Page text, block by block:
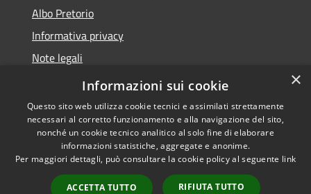
Albo Pretorio
Informativa privacy
Note legali
Dichiarazione di accessibilità
Accessibilità
Copyright © 2026 • Comune di
Mussolente • Powered by
Municipium•
Accesso
×
Informazioni sui cookie
Questo sito web utilizza cookie tecnici e assimilati strettamente
necessari al corretto funzionamento e alla navigazione del sito,
nonché un cookie tecnico analitico al solo fine di elaborare
informazioni statistiche, aggregate e anonime.
Per maggiori dettagli, può consultare la cookie policy al seguente link
ACCETTA TUTTO RIFIUTA TUTTO